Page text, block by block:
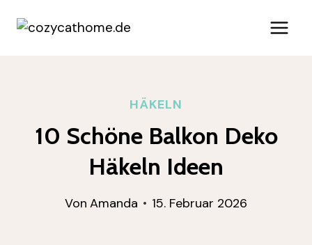
Inhalt
HÄKELN
10 Schöne Balkon Deko
Häkeln Ideen
Von Amanda 15. Februar 2026